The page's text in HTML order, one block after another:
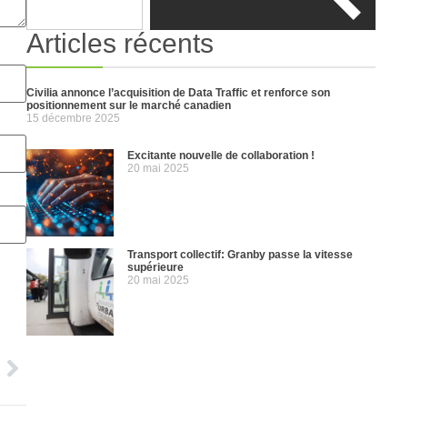
Articles récents
Civilia annonce l’acquisition de Data Traffic et renforce son
positionnement sur le marché canadien
15 décembre 2025
Excitante nouvelle de collaboration !
20 mai 2025
Transport collectif: Granby passe la vitesse
supérieure
20 mai 2025